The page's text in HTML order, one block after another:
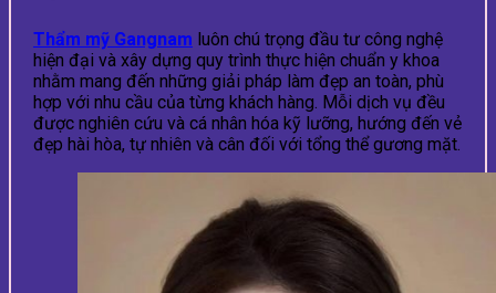
Thẩm mỹ Gangnam luôn chú trọng đầu tư công nghệ
hiện đại và xây dựng quy trình thực hiện chuẩn y khoa
nhằm mang đến những giải pháp làm đẹp an toàn, phù
hợp với nhu cầu của từng khách hàng. Mỗi dịch vụ đều
được nghiên cứu và cá nhân hóa kỹ lưỡng, hướng đến vẻ
đẹp hài hòa, tự nhiên và cân đối với tổng thể gương mặt.